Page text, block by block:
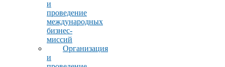
и
проведение
международных
бизнес-
миссий
Организация
и